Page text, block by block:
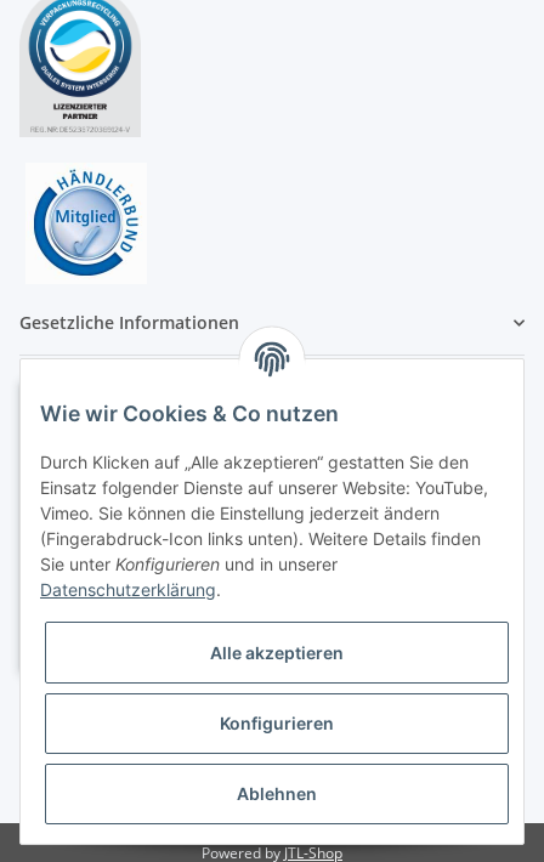
Gesetzliche Informationen
* Alle Preise inkl. gesetzlicher USt., zzgl.Versand
Powered byJTL-Shop
Wie wir Cookies & Co nutzen
Durch Klicken auf „Alle akzeptieren“ gestatten Sie den
Einsatz folgender Dienste auf unserer Website: YouTube,
Vimeo. Sie können die Einstellung jederzeit ändern
(Fingerabdruck-Icon links unten). Weitere Details finden
Sie unter Konfigurieren und in unserer
Datenschutzerklärung.
Alle akzeptieren
Konfigurieren
Ablehnen